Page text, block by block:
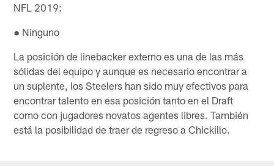
NFL 2019:
● Ninguno
La posición de linebacker externo es una de las más
sólidas del equipo y aunque es necesario encontrar a
un suplente, los Steelers han sido muy efectivos para
encontrar talento en esa posición tanto en el Draft
como con jugadores novatos agentes libres. También
está la posibilidad de traer de regreso a Chickillo.